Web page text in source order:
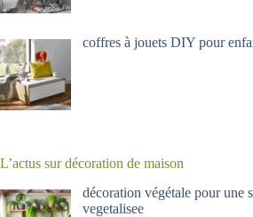
coffres à jouets DIY pour
L’actus sur décoration de maison
décoration végétale pour une
vegetalisee